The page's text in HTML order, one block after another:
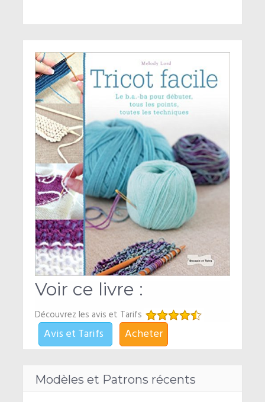
Voir ce livre :
Découvrez les avis et Tarifs
Acheter
Avis et Tarifs
Modèles et Patrons récents